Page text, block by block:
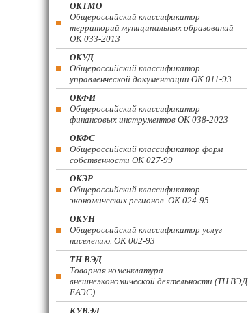
ОКТМО
Общероссийский классификатор
территорий муниципальных образований
ОК 033-2013
ОКУД
Общероссийский классификатор
управленческой документации ОК 011-93
ОКФИ
Общероссийский классификатор
финансовых инструментов OK 038-2023
ОКФС
Общероссийский классификатор форм
собственности ОК 027-99
ОКЭР
Общероссийский классификатор
экономических регионов. ОК 024-95
ОКУН
Общероссийский классификатор услуг
населению. ОК 002-93
ТН ВЭД
Товарная номенклатура
внешнеэкономической деятельности (ТН ВЭД
ЕАЭС)
КУВЭД